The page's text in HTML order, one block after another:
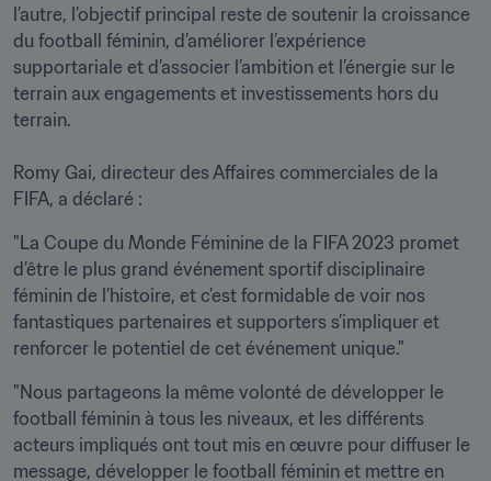
l’autre, l’objectif principal reste de soutenir la croissance
du football féminin, d’améliorer l’expérience
supportariale et d’associer l’ambition et l’énergie sur le
terrain aux engagements et investissements hors du
terrain.
Romy Gai, directeur des Affaires commerciales de la
FIFA, a déclaré :
"La Coupe du Monde Féminine de la FIFA 2023 promet
d’être le plus grand événement sportif disciplinaire
féminin de l’histoire, et c’est formidable de voir nos
fantastiques partenaires et supporters s’impliquer et
renforcer le potentiel de cet événement unique."
"Nous partageons la même volonté de développer le
football féminin à tous les niveaux, et les différents
acteurs impliqués ont tout mis en œuvre pour diffuser le
message, développer le football féminin et mettre en